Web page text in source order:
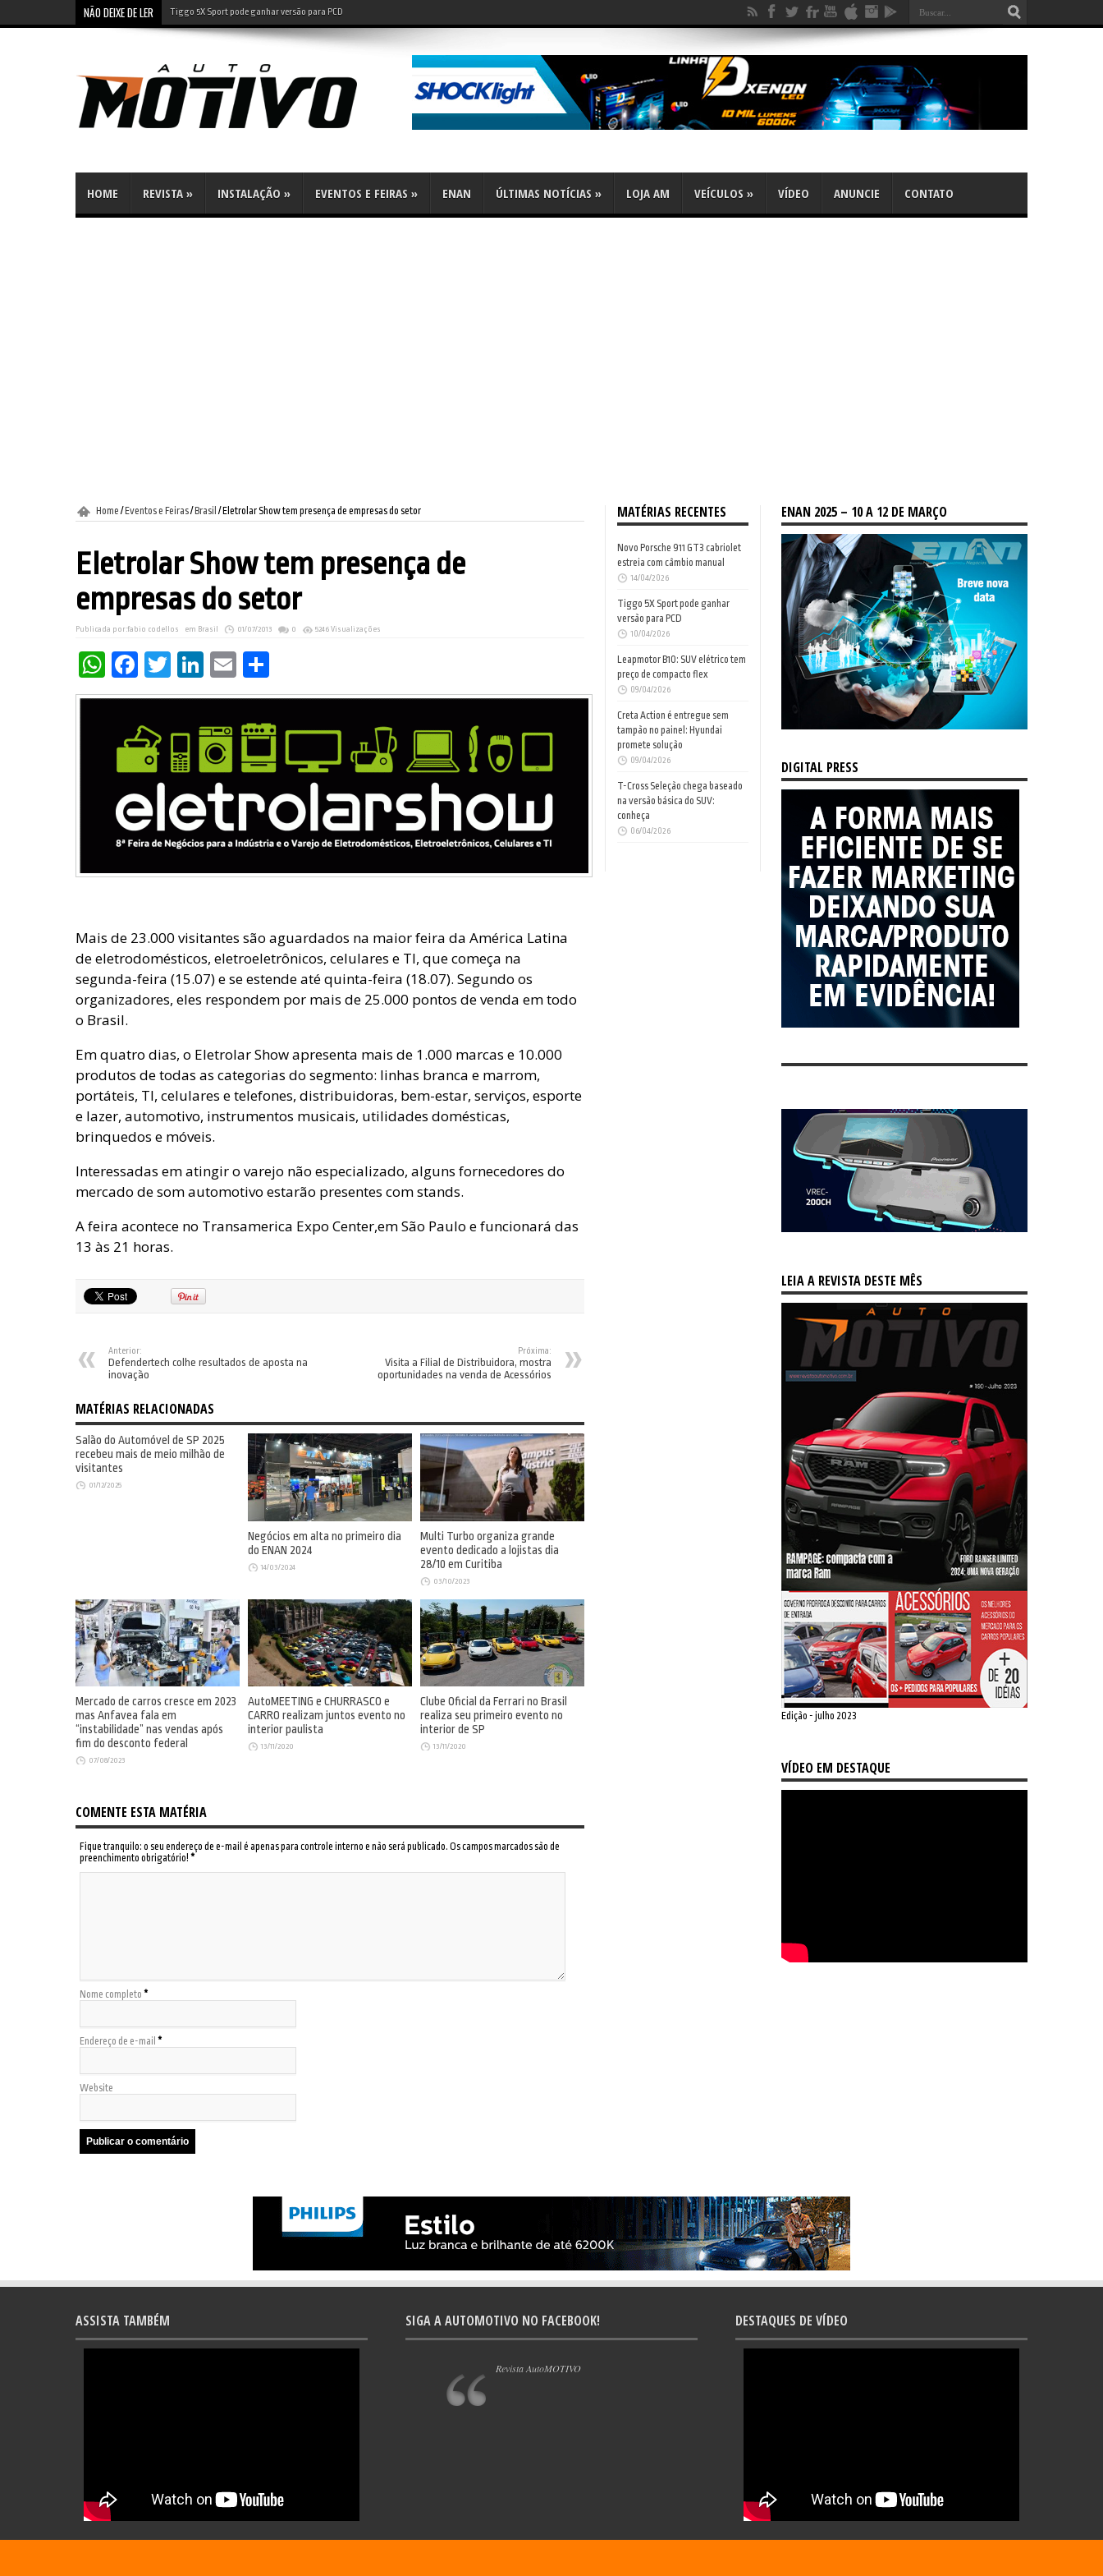
NÃO DEIXE DE LER Tiggo 5X Sport pode ganhar versão para PCD
HOME REVISTA » INSTALAÇÃO » EVENTOS E FEIRAS » ENAN ÚLTIMAS NOTÍCIAS » LOJA AM VEÍCULOS » VÍDEO ANUNCIE CONTATO
Home / Eventos e Feiras/ Brasil / Eletrolar Show tem presença de empresas do setor
Eletrolar Show tem presença de
empresas do setor
Publicada por:fabio codellos em Brasil 01/07/2013 0 5246 Visualizações
WhatsApp
Facebook
Twitter
LinkedIn
Email
Mais de 23.000 visitantes são aguardados na maior feira da América Latina
de eletrodomésticos, eletroeletrônicos, celulares e TI, que começa na
segunda-feira (15.07) e se estende até quinta-feira (18.07). Segundo os
organizadores, eles respondem por mais de 25.000 pontos de venda em todo
o Brasil.
Em quatro dias, o Eletrolar Show apresenta mais de 1.000 marcas e 10.000
produtos de todas as categorias do segmento: linhas branca e marrom,
portáteis, TI, celulares e telefones, distribuidoras, bem-estar, serviços, esporte
e lazer, automotivo, instrumentos musicais, utilidades domésticas,
brinquedos e móveis.
Interessadas em atingir o varejo não especializado, alguns fornecedores do
mercado de som automotivo estarão presentes com stands.
A feira acontece no Transamerica Expo Center,em São Paulo e funcionará das
13 às 21 horas.
Anterior:
Defendertech colhe resultados de aposta na
inovação
Próxima:
Visita a Filial de Distribuidora, mostra
oportunidades na venda de Acessórios
MATÉRIAS RELACIONADAS
Salão do Automóvel de SP 2025
recebeu mais de meio milhão de
visitantes
01/12/2025
Negócios em alta no primeiro dia
do ENAN 2024
14/03/2024
Multi Turbo organiza grande
evento dedicado a lojistas dia
28/10 em Curitiba
03/10/2023
Mercado de carros cresce em 2023
mas Anfavea fala em
“instabilidade” nas vendas após
fim do desconto federal
07/08/2023
AutoMEETING e CHURRASCO e
CARRO realizam juntos evento no
interior paulista
13/11/2020
Clube Oficial da Ferrari no Brasil
realiza seu primeiro evento no
interior de SP
13/11/2020
COMENTE ESTA MATÉRIA
Fique tranquilo: o seu endereço de e-mail é apenas para controle interno e não será publicado. Os campos marcados são de
preenchimento obrigatório! *
Nome completo *
Endereço de e-mail *
Website
MATÉRIAS RECENTES
Novo Porsche 911 GT3 cabriolet
estreia com câmbio manual
14/04/2026
Tiggo 5X Sport pode ganhar
versão para PCD
10/04/2026
Leapmotor B10: SUV elétrico tem
preço de compacto flex
09/04/2026
Creta Action é entregue sem
tampão no painel: Hyundai
promete solução
09/04/2026
T-Cross Seleção chega baseado
na versão básica do SUV:
conheça
06/04/2026
ENAN 2025 – 10 A 12 DE MARÇO
DIGITAL PRESS
LEIA A REVISTA DESTE MÊS
Edição - julho 2023
VÍDEO EM DESTAQUE
ASSISTA TAMBÉM SIGA A AUTOMOTIVO NO FACEBOOK!
Revista AutoMOTIVO
DESTAQUES DE VÍDEO